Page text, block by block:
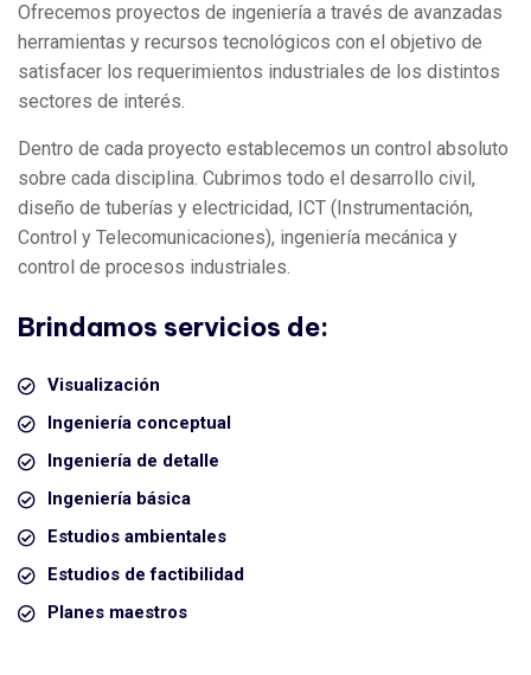
Ofrecemos proyectos de ingeniería a través de avanzadas
herramientas y recursos tecnológicos con el objetivo de
satisfacer los requerimientos industriales de los distintos
sectores de interés.
Dentro de cada proyecto establecemos un control absoluto
sobre cada disciplina. Cubrimos todo el desarrollo civil,
diseño de tuberías y electricidad, ICT (Instrumentación,
Control y Telecomunicaciones), ingeniería mecánica y
control de procesos industriales.
Brindamos servicios de:
Visualización
Ingeniería conceptual
Ingeniería de detalle
Ingeniería básica
Estudios ambientales
Estudios de factibilidad
Planes maestros